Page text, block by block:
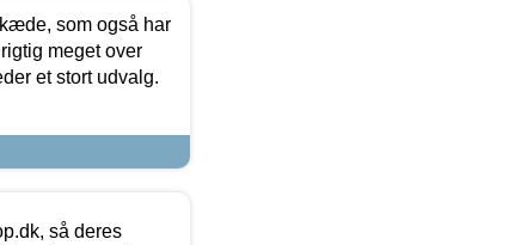
som også har
meget over
et stort udvalg.
så deres